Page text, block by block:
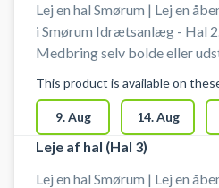
Lej en hal Smørum | Lej en
i Smørum Idrætsanlæg - Hal
Medbring selv bolde eller
This product is available on
9. Aug 14. Aug
Leje af hal (Hal 3)
Lej en hal Smørum | Lej en